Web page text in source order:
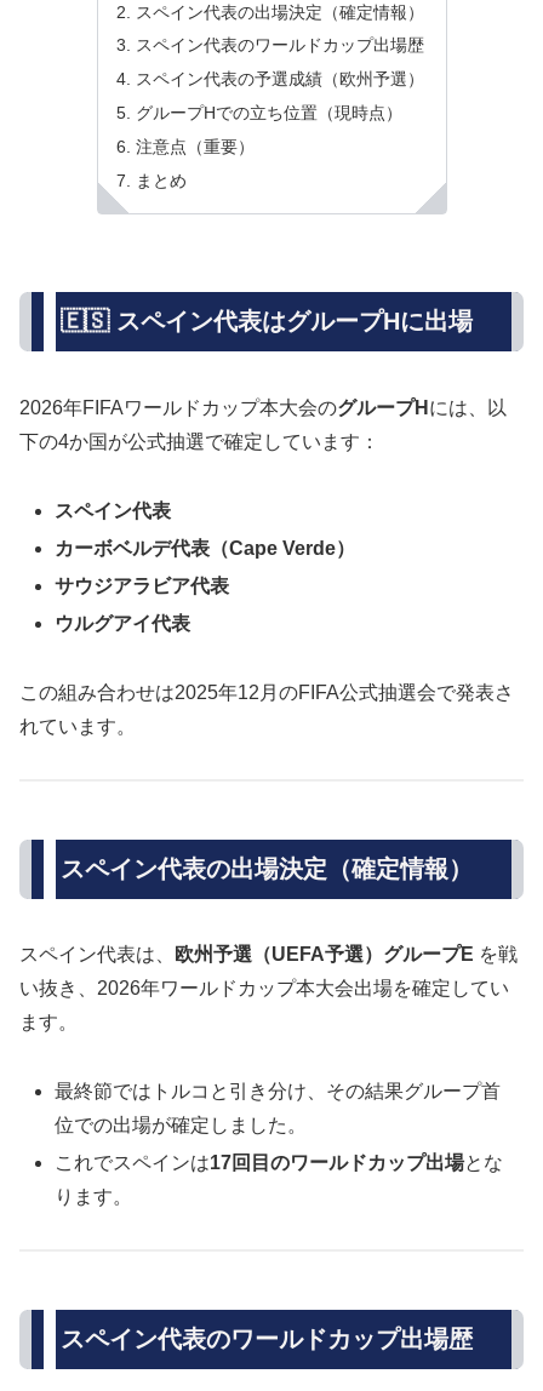
スペイン代表の出場決定（確定情報）
スペイン代表のワールドカップ出場歴
スペイン代表の予選成績（欧州予選）
グループHでの立ち位置（現時点）
注意点（重要）
まとめ
🇪🇸 スペイン代表はグループHに出場
2026年FIFAワールドカップ本大会のグループH には、以
下の4か国が公式抽選で確定しています：
スペイン代表
カーボベルデ代表（Cape Verde）
サウジアラビア代表
ウルグアイ代表
この組み合わせは2025年12月のFIFA公式抽選会で発表さ
れています。
スペイン代表の出場決定（確定情報）
スペイン代表は、 欧州予選（UEFA予選）グループE を戦
い抜き、2026年ワールドカップ本大会出場を確定してい
ます。
最終節ではトルコと引き分け、その結果グループ首
位での出場が確定しました。
これでスペインは17回目のワールドカップ出場とな
ります。
スペイン代表のワールドカップ出場歴